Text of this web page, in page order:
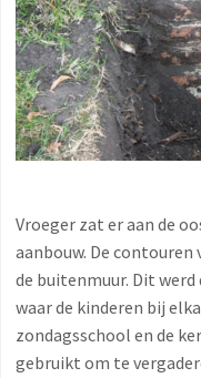
Vroeger zat er aan de
aanbouw. De
de buitenmuur. Dit
waar de kinderen bij
zondagsschool en de
gebruikt om te